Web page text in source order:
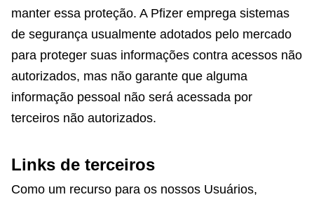
manter essa proteção. A Pfizer emprega sistemas
de segurança usualmente adotados pelo mercado
para proteger suas informações contra acessos não
autorizados, mas não garante que alguma
informação pessoal não será acessada por
terceiros não autorizados.
Links de terceiros
Como um recurso para os nossos Usuários,